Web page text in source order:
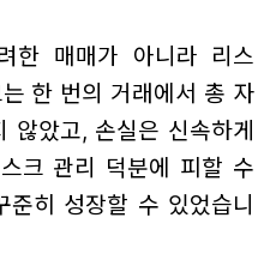
한 매매가 아니라 리스
한 번의 거래에서 총 자
않았고, 손실은 신속하게
크 관리 덕분에 피할 수
히 성장할 수 있었습니